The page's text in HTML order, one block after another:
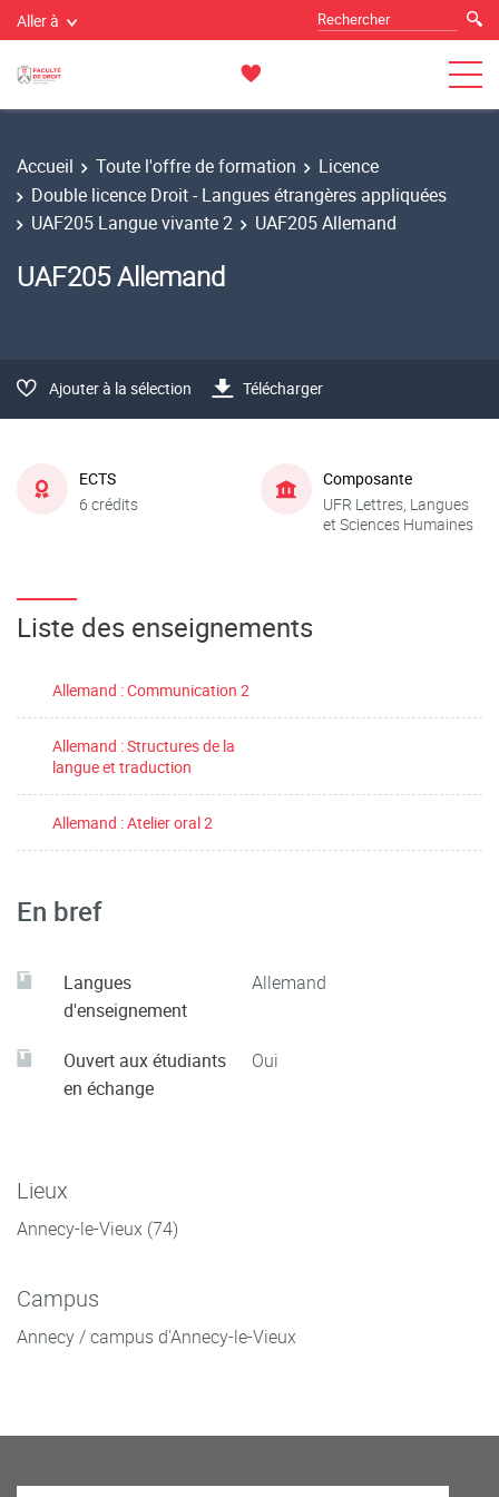
Aller à
Accueil Toute l'offre de formation
Licence
Double licence Droit - Langues étrangères appliquées
UAF205 Langue vivante 2
UAF205 Allemand
UAF205 Allemand
Ajouter à la sélection Télécharger
ECTS
6 crédits
Composante
UFR Lettres, Langues
et Sciences Humaines
Liste des enseignements
Allemand : Communication 2
Allemand : Structures de la
langue et traduction
Allemand : Atelier oral 2
En bref
Langues
d'enseignement
Allemand
Ouvert aux étudiants
en échange
Oui
Lieux
Annecy-le-Vieux (74)
Campus
Annecy / campus d'Annecy-le-Vieux